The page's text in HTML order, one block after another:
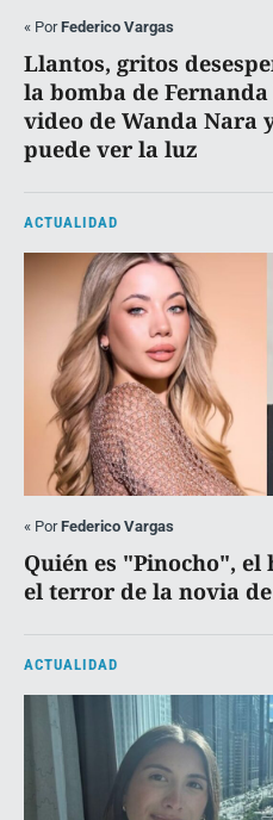
« PorFederico Vargas
Llantos, gritos
la bomba de
video de Wanda Nara
puede ver la luz
ACTUALIDAD
« PorFederico Vargas
Quién es "Pinocho",
el terror de la novia
ACTUALIDAD